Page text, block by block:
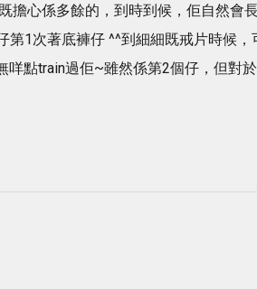
擔心係多餘的，到時到候，佢自然會
第1次著底褲仔 ^^到細細既戒片時候，
咩點train過佢~雖然係第2個仔，但對於